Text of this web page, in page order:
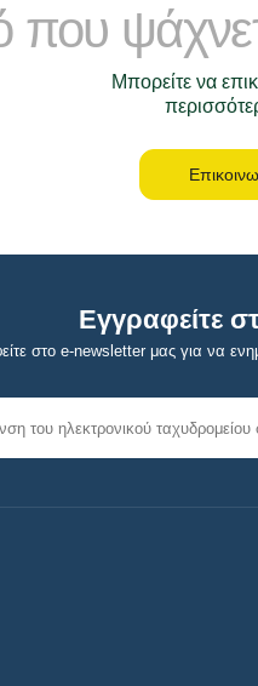
που
Μπορείτε να
Εγγραφείτε
στο e-newsletter μας για να